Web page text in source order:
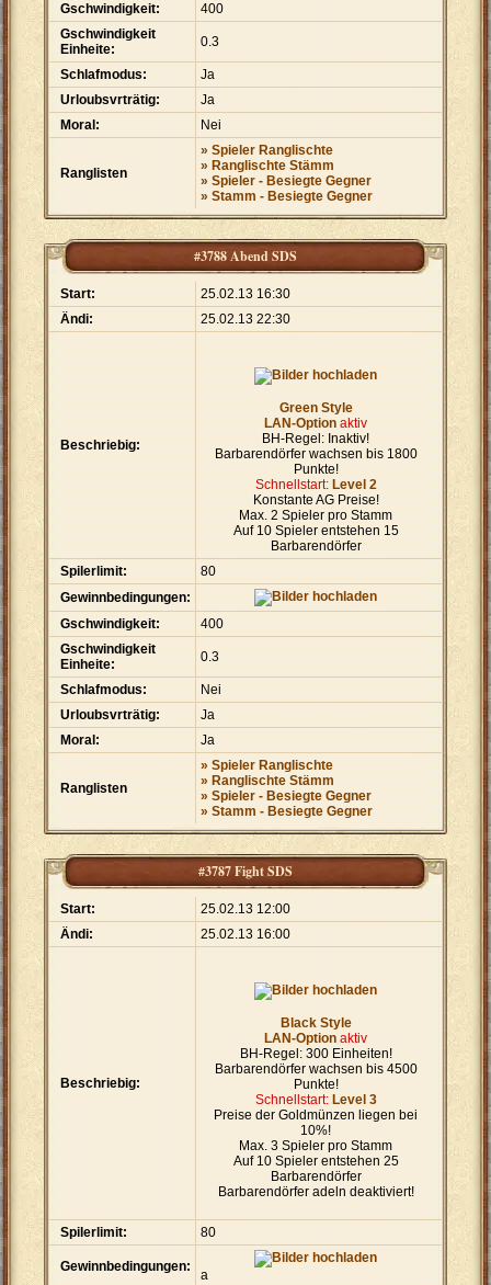
Gschwindigkeit:
400
Gschwindigkeit
Einheite:
0.3
Schlafmodus:
Ja
Urloubsvrträtig:
Ja
Moral:
Nei
Ranglisten
» Spieler Ranglischte
» Ranglischte Stämm
» Spieler - Besiegte Gegner
» Stamm - Besiegte Gegner
#3788 Abend SDS
Start:
25.02.13 16:30
Ändi:
25.02.13 22:30
Beschriebig:
Green Style
LAN-Option aktiv
BH-Regel: Inaktiv!
Barbarendörfer wachsen bis 1800
Punkte!
Schnellstart: Level 2
Konstante AG Preise!
Max. 2 Spieler pro Stamm
Auf 10 Spieler entstehen 15
Barbarendörfer
Spilerlimit:
80
Gewinnbedingungen:
Gschwindigkeit:
400
Gschwindigkeit
Einheite:
0.3
Schlafmodus:
Nei
Urloubsvrträtig:
Ja
Moral:
Ja
Ranglisten
» Spieler Ranglischte
» Ranglischte Stämm
» Spieler - Besiegte Gegner
» Stamm - Besiegte Gegner
#3787 Fight SDS
Start:
25.02.13 12:00
Ändi:
25.02.13 16:00
Beschriebig:
Black Style
LAN-Option aktiv
BH-Regel: 300 Einheiten!
Barbarendörfer wachsen bis 4500
Punkte!
Schnellstart: Level 3
Preise der Goldmünzen liegen bei
10%!
Max. 3 Spieler pro Stamm
Auf 10 Spieler entstehen 25
Barbarendörfer
Barbarendörfer adeln deaktiviert!
Spilerlimit: 80
Gewinnbedingungen:
a